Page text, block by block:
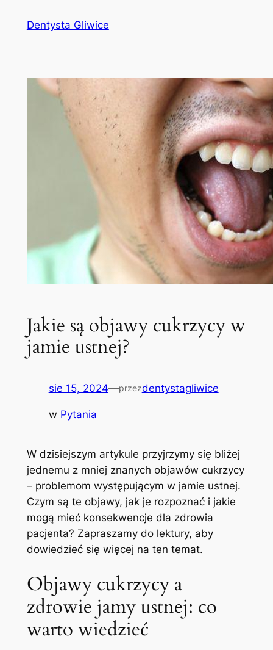
Dentysta Gliwice
Jakie są objawy cukrzycy w
jamie ustnej?
sie 15, 2024—przezdentystagliwice
w Pytania
W dzisiejszym artykule przyjrzymy się bliżej
jednemu ‌z mniej znanych objawów ⁢cukrzycy
– problemom ‍występującym ⁤w jamie ustnej.
‌Czym są te objawy, jak je rozpoznać ⁣i ​jakie
mogą mieć konsekwencje ⁣dla zdrowia⁢
pacjenta? Zapraszamy do lektury, aby‌
dowiedzieć ‌się więcej na​ ten temat.
Objawy cukrzycy ⁢a
zdrowie jamy ustnej: co⁢
warto wiedzieć